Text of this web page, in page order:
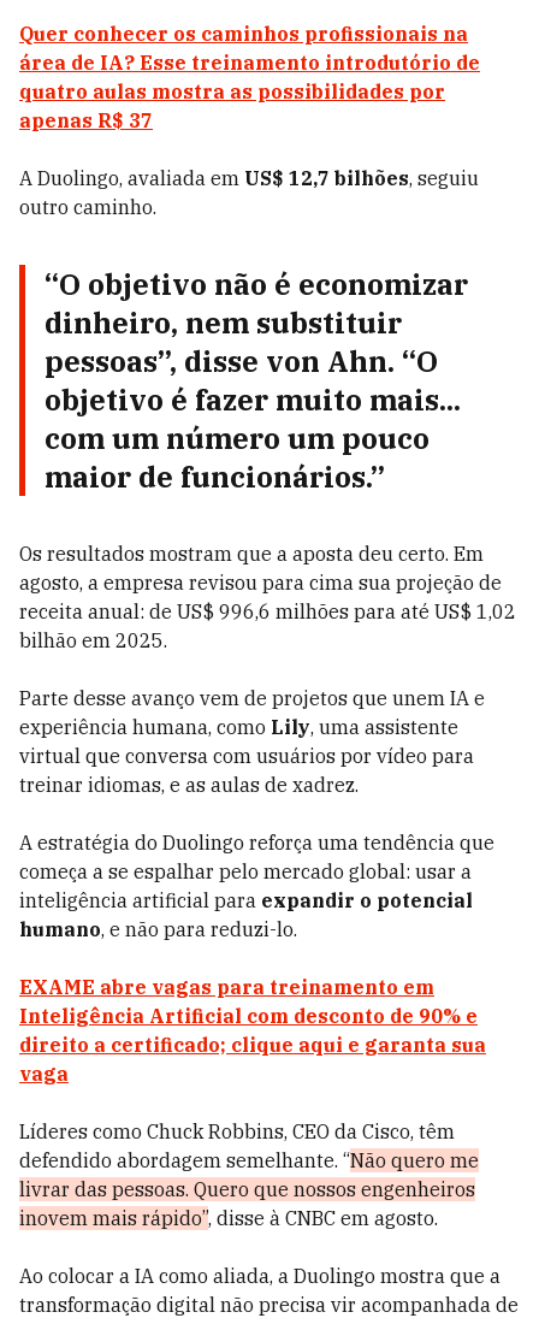
Quer conhecer os caminhos profissionais na
área de IA? Esse treinamento introdutório de
quatro aulas mostra as possibilidades por
apenas R$ 37
A Duolingo, avaliada em US$ 12,7 bilhões, seguiu
outro caminho.
“O objetivo não é economizar
dinheiro, nem substituir
pessoas”, disse von Ahn. “O
objetivo é fazer muito mais...
com um número um pouco
maior de funcionários.”
Os resultados mostram que a aposta deu certo. Em
agosto, a empresa revisou para cima sua projeção de
receita anual: de US$ 996,6 milhões para até US$ 1,02
bilhão em 2025.
Parte desse avanço vem de projetos que unem IA e
experiência humana, como Lily, uma assistente
virtual que conversa com usuários por vídeo para
treinar idiomas, e as aulas de xadrez.
A estratégia do Duolingo reforça uma tendência que
começa a se espalhar pelo mercado global: usar a
inteligência artificial para expandir o potencial
humano, e não para reduzi-lo.
EXAME abre vagas para treinamento em
Inteligência Artificial com desconto de 90% e
direito a certificado; clique aqui e garanta sua
vaga
Líderes como Chuck Robbins, CEO da Cisco, têm
defendido abordagem semelhante. “Não quero me
livrar das pessoas. Quero que nossos engenheiros
inovem mais rápido”, disse à CNBC em agosto.
Ao colocar a IA como aliada, a Duolingo mostra que a
transformação digital não precisa vir acompanhada de